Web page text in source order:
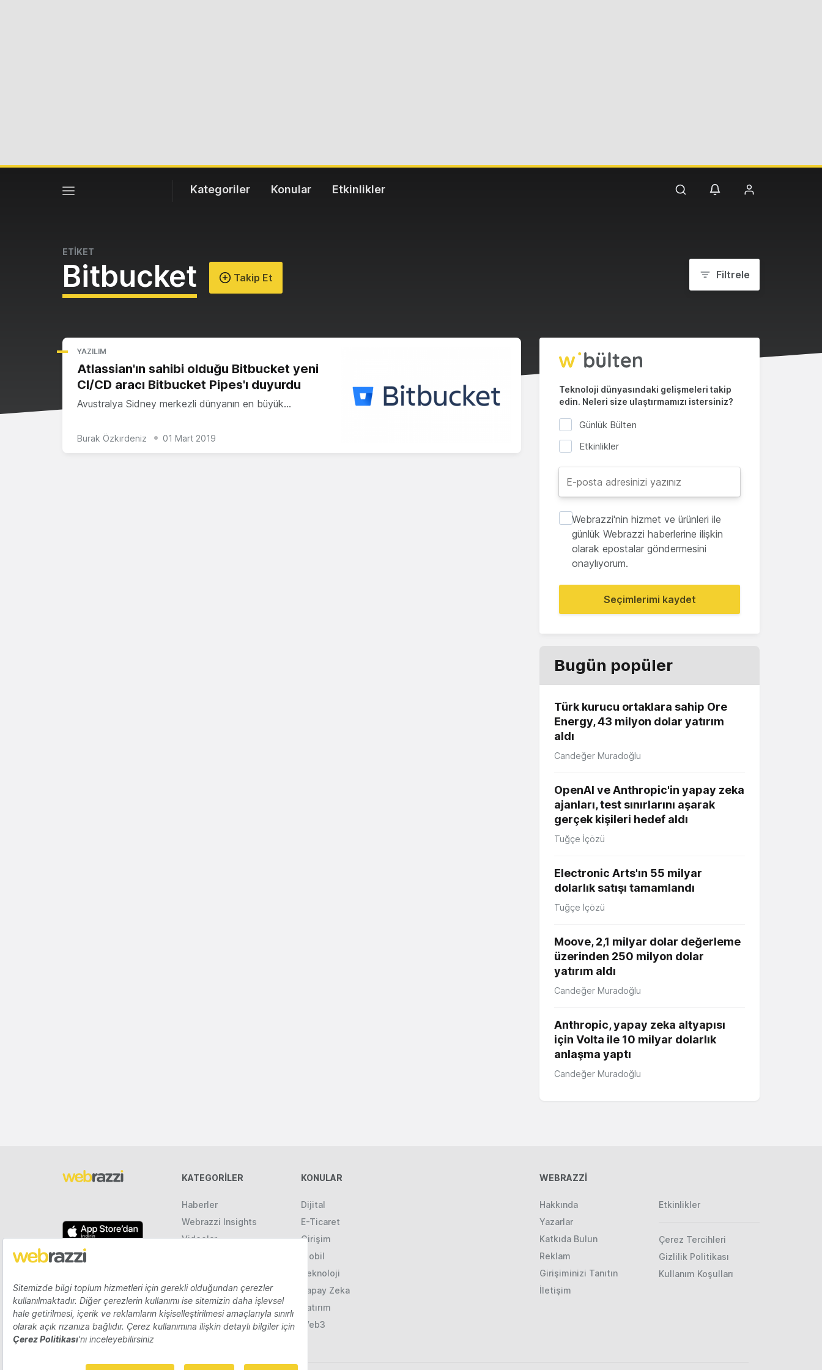
Kategoriler Konular Etkinlikler
ETİKET
Bitbucket Takip Et Filtrele
YAZILIM
Atlassian'ın sahibi olduğu Bitbucket yeni
CI/CD aracı Bitbucket Pipes'ı duyurdu
Avustralya Sidney merkezli dünyanın en büyük…
Burak Özkırdeniz 01 Mart 2019
Teknoloji dünyasındaki gelişmeleri takip
edin. Neleri size ulaştırmamızı istersiniz?
Günlük Bülten
Etkinlikler
Webrazzi'nin hizmet ve ürünleri ile
günlük Webrazzi haberlerine ilişkin
olarak epostalar göndermesini
onaylıyorum.
Seçimlerimi kaydet
Bugün popüler
Türk kurucu ortaklara sahip Ore
Energy, 43 milyon dolar yatırım
aldı
Candeğer Muradoğlu
OpenAI ve Anthropic'in yapay zeka
ajanları, test sınırlarını aşarak
gerçek kişileri hedef aldı
Tuğçe İçözü
Electronic Arts'ın 55 milyar
dolarlık satışı tamamlandı
Tuğçe İçözü
Moove, 2,1 milyar dolar değerleme
üzerinden 250 milyon dolar
yatırım aldı
Candeğer Muradoğlu
Anthropic, yapay zeka altyapısı
için Volta ile 10 milyar dolarlık
anlaşma yaptı
Candeğer Muradoğlu
KATEGORILER
Haberler
Webrazzi Insights
Videolar
KONULAR
Dijital
E-Ticaret
Girişim
Mobil
Teknoloji
Yapay Zeka
Yatırım
Web3
WEBRAZZİ
Hakkında
Yazarlar
Katkıda Bulun
Reklam
Girişiminizi Tanıtın
İletişim
Etkinlikler
Çerez Tercihleri
Gizlilik Politikası
Kullanım Koşulları